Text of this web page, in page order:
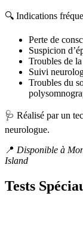
🔍 Indications
Perte de
Suspicion
Troubles de
Suivi
Troubles du
🩺 Réalisé par un
neurologue.
📍 Disponible à
Island
Tests